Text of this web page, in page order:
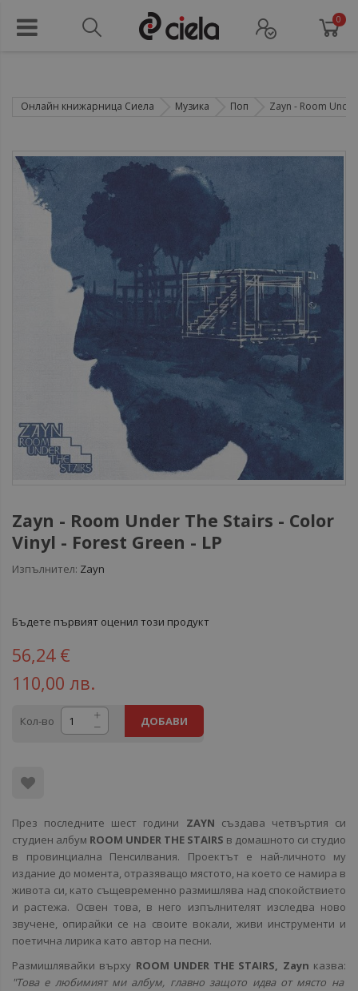
0
Онлайн книжарница Сиела Музика Поп Zayn - Room
Zayn - Room Under The Stairs - Color
Vinyl - Forest Green - LP
Изпълнител: Zayn
Бъдете първият оценил този продукт
56,24 €
110,00 лв.
Кол-во ДОБАВИ
През последните шест години ZAYN създава четвъртия си
студиен албум ROOM UNDER THE STAIRS в домашното си студио
в провинциална Пенсилвания. Проектът е най-личното му
издание до момента, отразяващо мястото, на което се намира в
живота си, като същевременно размишлява над спокойствието
и растежа. Освен това, в него изпълнителят изследва ново
звучене, опирайки се на своите вокали, живи инструменти и
поетична лирика като автор на песни.
Размишлявайки върху ROOM UNDER THE STAIRS, Zayn казва:
"Това е любимият ми албум, главно защото идва от място на